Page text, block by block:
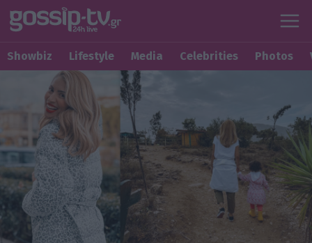
Showbiz Lifestyle Media Celebrities Photos